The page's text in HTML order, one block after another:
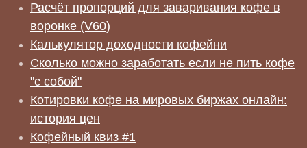
Расчёт пропорций для заваривания кофе в
воронке (V60)
Калькулятор доходности кофейни
Сколько можно заработать если не пить кофе
"с собой"
Котировки кофе на мировых биржах онлайн:
история цен
Кофейный квиз #1